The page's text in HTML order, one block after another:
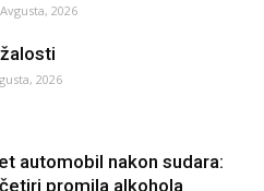
2026
2026
automobil nakon sudara:
promila alkohola